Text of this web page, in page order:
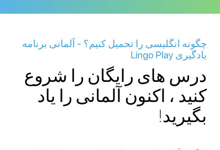
چگونه انگلیسی را تحمیل کنیم؟ - آلمانی برنامه
یادگیری Lingo Play
درس های رایگان را شروع
کنید ، اکنون آلمانی را یاد
بگیرید!